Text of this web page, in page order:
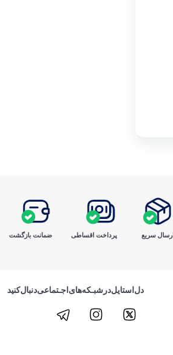
ارسال سریع پرداخت ‌اقساطی ضمانت بازگشت
دل‌استایل‌در‌‌شبـکه‌های‌اجـتماعی‌دنبال‌کنید